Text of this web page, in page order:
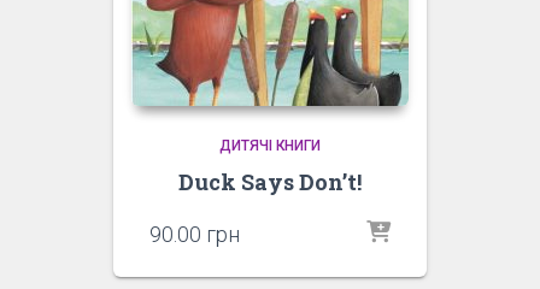
ДИТЯЧІ КНИГИ
Duck Says Don’t!
90.00 грн